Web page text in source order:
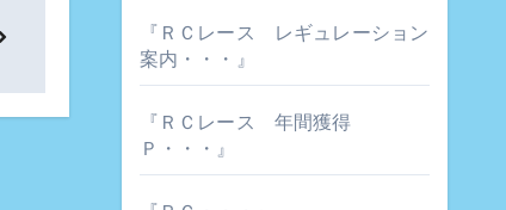
『ＲＣレース レギュレーション
案内・・・』
『ＲＣレース 年間獲得
Ｐ・・・』